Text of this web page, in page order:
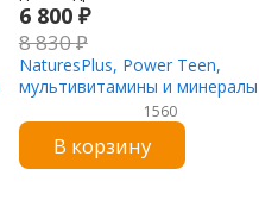
6 800 ₽
8 830₽
NaturesPlus, Power Teen,
мультивитамины и минералы
для подростков, 180 таблеток
1560
В корзину